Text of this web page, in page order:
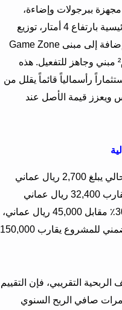
ببرجولات وإضاءة،
نافورة ديكور رئيسية بارتفاع 4 أمتار، توزيع
إنارة متكامل، إضافة إلى مبنى Game Zone
بمساحة 120 م² مبني وجاهز للتفعيل. هذه
رأسمالياً قائماً يقلل من
ويعزز قيمة الأصل عند
صافي الربح الحالي يبلغ 2,700 ريال عماني
شهرياً، أي ما يقارب 32,400 ريال عماني
سنوياً. مع بيع 30٪ مقابل 45,000 ريال عماني،
فإن التقييم الضمني للمشروع يقارب 150,000
التقريبي، فإن التقييم
يعادل نحو 4.6 مرات صافي الربح السنوي